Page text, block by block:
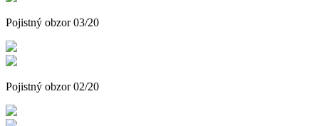
Pojistný obzor 03/20
Pojistný obzor 02/20